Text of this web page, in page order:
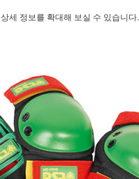
상세 정보를 확대해 보실 수 있습니다.